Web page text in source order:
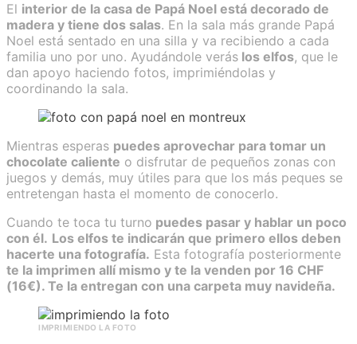
El interior de la casa de Papá Noel está decorado de
madera y tiene dos salas. En la sala más grande Papá
Noel está sentado en una silla y va recibiendo a cada
familia uno por uno. Ayudándole verás los elfos, que le
dan apoyo haciendo fotos, imprimiéndolas y
coordinando la sala.
Mientras esperas puedes aprovechar para tomar un
chocolate caliente o disfrutar de pequeños zonas con
juegos y demás, muy útiles para que los más peques se
entretengan hasta el momento de conocerlo.
Cuando te toca tu turno puedes pasar y hablar un poco
con él. Los elfos te indicarán que primero ellos deben
hacerte una fotografía. Esta fotografía posteriormente
te la imprimen allí mismo y te la venden por 16 CHF
(16€). Te la entregan con una carpeta muy navideña.
IMPRIMIENDO LA FOTO